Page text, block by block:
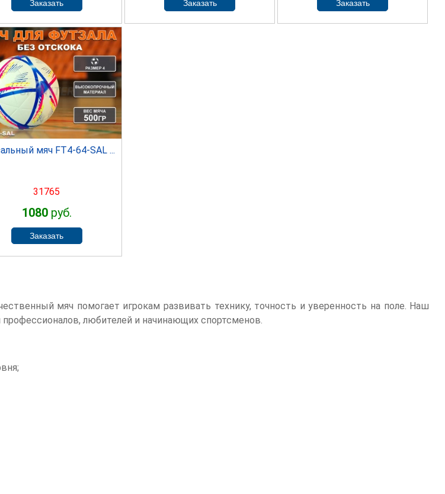
SPRINTER
мяч FT4-64-SAL ...
31765
1080руб.
мяч помогает игрокам развивать технику, точность и уверенность на поле. Наш
любителей и начинающих спортсменов.